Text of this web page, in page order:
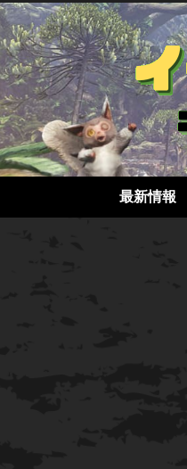
最新情報